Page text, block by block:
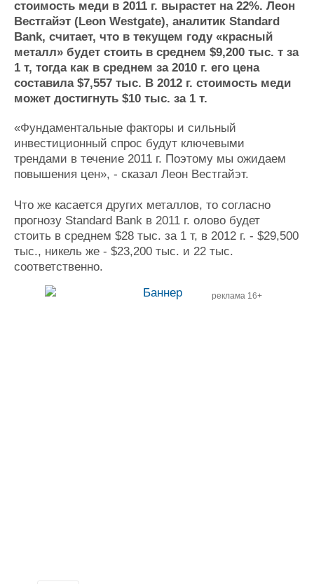
Репутация
Работа
Крюинг
Журнал
Реклама
Изделия
Материалы
Услуги
Конференции
Выставки и семинары
Личности
Словарь
Флот
Галерея флота
Форум
Отзывы
стоимость меди в 2011 г. вырастет на 22%. Леон
Вестгайэт (Leon Westgate), аналитик Standard
Bank, считает, что в текущем году «красный
металл» будет стоить в среднем $9,200 тыс. т за
1 т, тогда как в среднем за 2010 г. его цена
составила $7,557 тыс. В 2012 г. стоимость меди
может достигнуть $10 тыс. за 1 т.
«Фундаментальные факторы и сильный
инвестиционный спрос будут ключевыми
трендами в течение 2011 г. Поэтому мы ожидаем
повышения цен», - сказал Леон Вестгайэт.
Что же касается других металлов, то согласно
прогнозу Standard Bank в 2011 г. олово будет
стоить в среднем $28 тыс. за 1 т, в 2012 г. - $29,500
тыс., никель же - $23,200 тыс. и 22 тыс.
соответственно.
реклама 16+